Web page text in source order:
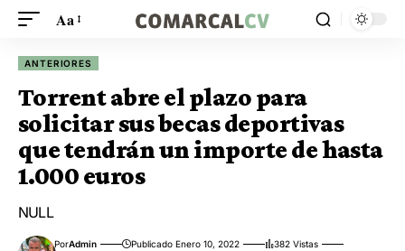
Aa
ANTERIORES
Torrent abre el plazo para
solicitar sus becas deportivas
que tendrán un importe de hasta
1.000 euros
NULL
PorAdmin Publicado Enero 10, 2022
382 Vistas